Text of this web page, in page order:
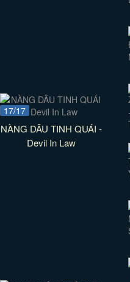
17/17
NÀNG DÂU TINH QUÁI -
Devil In Law